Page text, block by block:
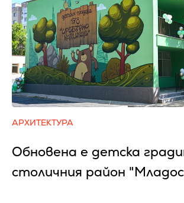
АРХИТЕКТУРА
Обновена е детска
столичния район